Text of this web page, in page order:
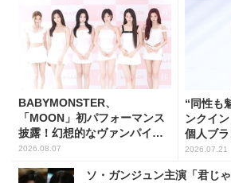
BABYMONSTER、
「MOON」初パフォーマンス
披露！幻想的なヴァンパイア
の世界観を表現
2026.08.07
“同性も
ンクイ
個人ブ
2026.07.21
ソ・ガンジュン主演「君じ